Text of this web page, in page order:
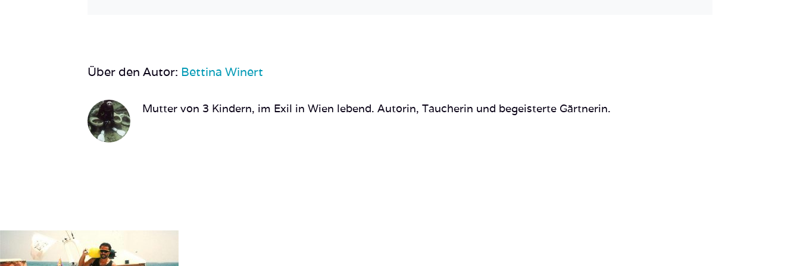
Über den Autor: Bettina Winert
Mutter von 3 Kindern, im Exil in Wien lebend. Autorin, Taucherin und begeisterte Gärtnerin.